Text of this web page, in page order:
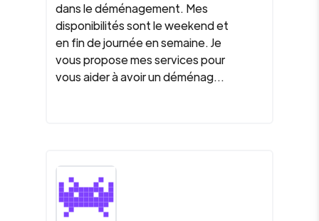
dans le déménagement. Mes
disponibilités sont le weekend et
en fin de journée en semaine. Je
vous propose mes services pour
vous aider à avoir un déménag...